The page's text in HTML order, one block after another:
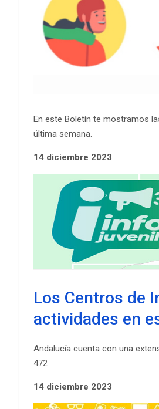
En este Boletín te mostramos
última semana.
14 diciembre 2023
Los Centros de
actividades en
Andalucía cuenta con una
472
14 diciembre 2023